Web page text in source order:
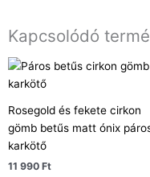
Kapcsolódó
Rosegold és fekete cirkon
gömb betűs matt ónix
karkötő
11 990 Ft